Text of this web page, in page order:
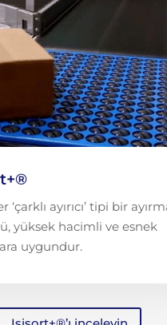
‘çarklı ayırıcı’ tipi bir
yüksek hacimli ve esnek
uygundur.